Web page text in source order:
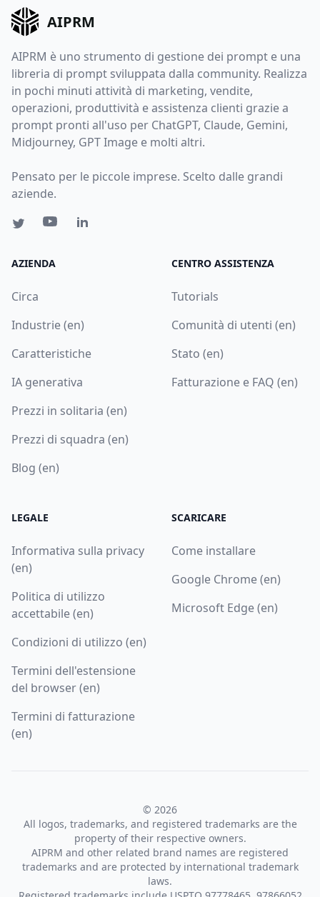
AIPRM
AIPRM è uno strumento di gestione dei prompt e una
libreria di prompt sviluppata dalla community. Realizza
in pochi minuti attività di marketing, vendite,
operazioni, produttività e assistenza clienti grazie a
prompt pronti all'uso per ChatGPT, Claude, Gemini,
Midjourney, GPT Image e molti altri.
Pensato per le piccole imprese. Scelto dalle grandi
aziende.
AZIENDA
Circa
Industrie (en)
Caratteristiche
IA generativa
Prezzi in solitaria (en)
Prezzi di squadra (en)
Blog (en)
CENTRO ASSISTENZA
Tutorials
Comunità di utenti (en)
Stato (en)
Fatturazione e FAQ (en)
LEGALE
Informativa sulla privacy
(en)
Politica di utilizzo
accettabile (en)
Condizioni di utilizzo (en)
Termini dell'estensione
del browser (en)
Termini di fatturazione
(en)
SCARICARE
Come installare
Google Chrome (en)
Microsoft Edge (en)
© 2026
All logos, trademarks, and registered trademarks are the
property of their respective owners.
AIPRM and other related brand names are registered
trademarks and are protected by international trademark
laws.